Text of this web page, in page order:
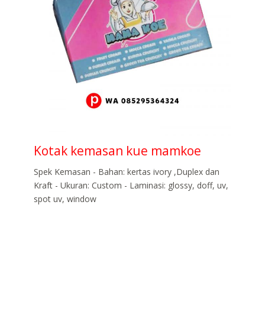
Kotak kemasan kue mamkoe
Spek Kemasan - Bahan: kertas ivory ,Duplex dan
Kraft - Ukuran: Custom - Laminasi: glossy, doff, uv,
spot uv, window